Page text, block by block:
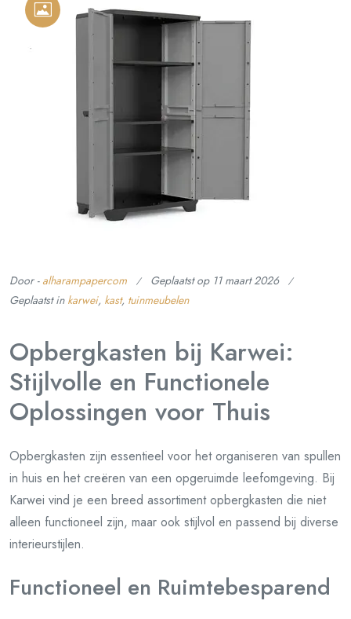
Door - alharampapercom Geplaatst op 11 maart 2026
Geplaatst in karwei, kast, tuinmeubelen
Opbergkasten bij Karwei:
Stijlvolle en Functionele
Oplossingen voor Thuis
Opbergkasten zijn essentieel voor het organiseren van spullen
in huis en het creëren van een opgeruimde leefomgeving. Bij
Karwei vind je een breed assortiment opbergkasten die niet
alleen functioneel zijn, maar ook stijlvol en passend bij diverse
interieurstijlen.
Functioneel en Ruimtebesparend